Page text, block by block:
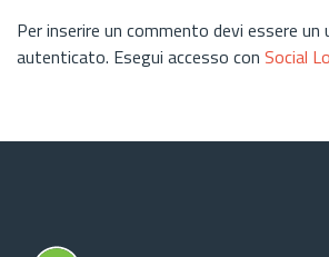
Per inserire un commento devi essere un
autenticato. Esegui accesso con Social